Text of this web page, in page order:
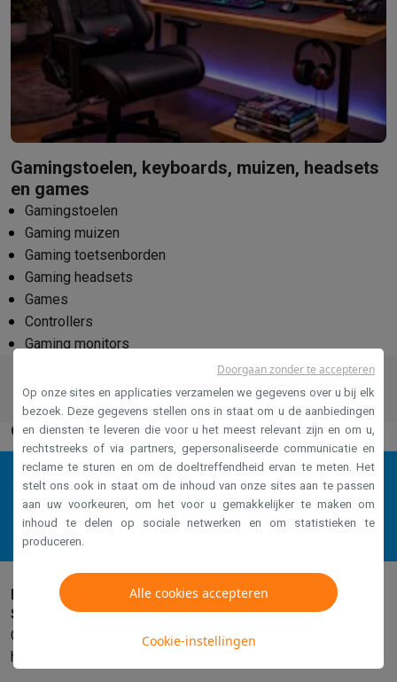
Gamingstoelen, keyboards, muizen, headsets
en games
Gamingstoelen
Gaming muizen
Gaming toetsenborden
Gaming headsets
Games
Controllers
Gaming monitors
Morgen geleverd
Click &
Haal af in
Geüpdatet op 24 april 2026
Heb je hulp nodig?
Stuur een bericht via Facebook
Ons team staat klaar om je zo snel mogelijk verder te
helpen.
Op onze sites en applicaties verzamelen we gegevens over u bij elk
bezoek. Deze gegevens stellen ons in staat om u de aanbiedingen
en diensten te leveren die voor u het meest relevant zijn en om u,
rechtstreeks of via partners, gepersonaliseerde communicatie en
reclame te sturen en om de doeltreffendheid ervan te meten. Het
stelt ons ook in staat om de inhoud van onze sites aan te passen
aan uw voorkeuren, om het voor u gemakkelijker te maken om
inhoud te delen op sociale netwerken en om statistieken te
produceren.
Alle cookies accepteren
Cookie-instellingen
Doorgaan zonder te accepteren